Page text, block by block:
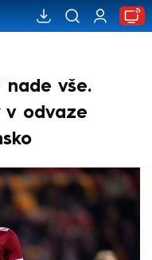
nade vše.
v odvaze